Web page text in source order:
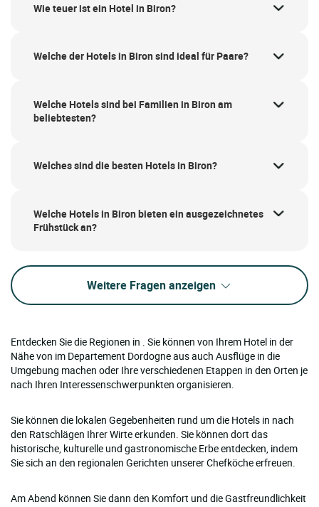
Wie teuer ist ein Hotel in Biron?
Welche der Hotels in Biron sind ideal für Paare?
Welche Hotels sind bei Familien in Biron am
beliebtesten?
Welches sind die besten Hotels in Biron?
Welche Hotels in Biron bieten ein ausgezeichnetes
Frühstück an?
Weitere Fragen anzeigen
Entdecken Sie die Regionen in . Sie können von Ihrem Hotel in der
Nähe von im Departement Dordogne aus auch Ausflüge in die
Umgebung machen oder Ihre verschiedenen Etappen in den Orten je
nach Ihren Interessenschwerpunkten organisieren.
Sie können die lokalen Gegebenheiten rund um die Hotels in nach
den Ratschlägen Ihrer Wirte erkunden. Sie können dort das
historische, kulturelle und gastronomische Erbe entdecken, indem
Sie sich an den regionalen Gerichten unserer Chefköche erfreuen.
Am Abend können Sie dann den Komfort und die Gastfreundlichkeit